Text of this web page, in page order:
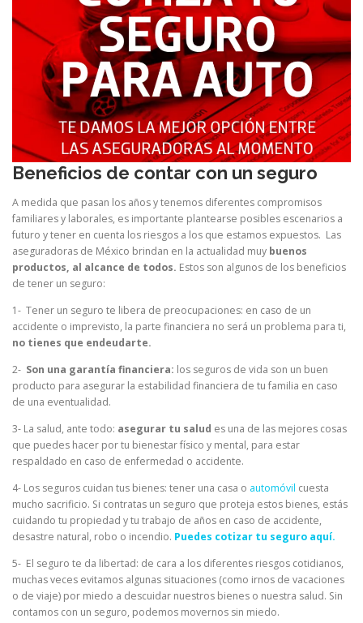
Beneficios de contar con un seguro
A medida que pasan los años y tenemos diferentes compromisos
familiares y laborales, es importante plantearse posibles escenarios a
futuro y tener en cuenta los riesgos a los que estamos expuestos. Las
aseguradoras de México brindan en la actualidad muy buenos
productos, al alcance de todos. Estos son algunos de los beneficios
de tener un seguro:
1- Tener un seguro te libera de preocupaciones: en caso de un
accidente o imprevisto, la parte financiera no será un problema para ti,
no tienes que endeudarte.
2- Son una garantía financiera: los seguros de vida son un buen
producto para asegurar la estabilidad financiera de tu familia en caso
de una eventualidad.
3- La salud, ante todo: asegurar tu salud es una de las mejores cosas
que puedes hacer por tu bienestar físico y mental, para estar
respaldado en caso de enfermedad o accidente.
4- Los seguros cuidan tus bienes: tener una casa o automóvil cuesta
mucho sacrificio. Si contratas un seguro que proteja estos bienes, estás
cuidando tu propiedad y tu trabajo de años en caso de accidente,
desastre natural, robo o incendio. Puedes cotizar tu seguro aquí.
5- El seguro te da libertad: de cara a los diferentes riesgos cotidianos,
muchas veces evitamos algunas situaciones (como irnos de vacaciones
o de viaje) por miedo a descuidar nuestros bienes o nuestra salud. Sin
contamos con un seguro, podemos movernos sin miedo.